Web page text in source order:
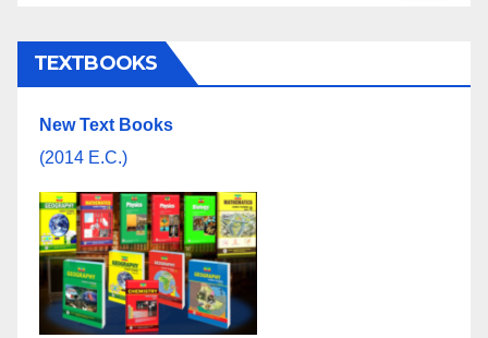
TEXTBOOKS
New Text Books
(2014 E.C.)